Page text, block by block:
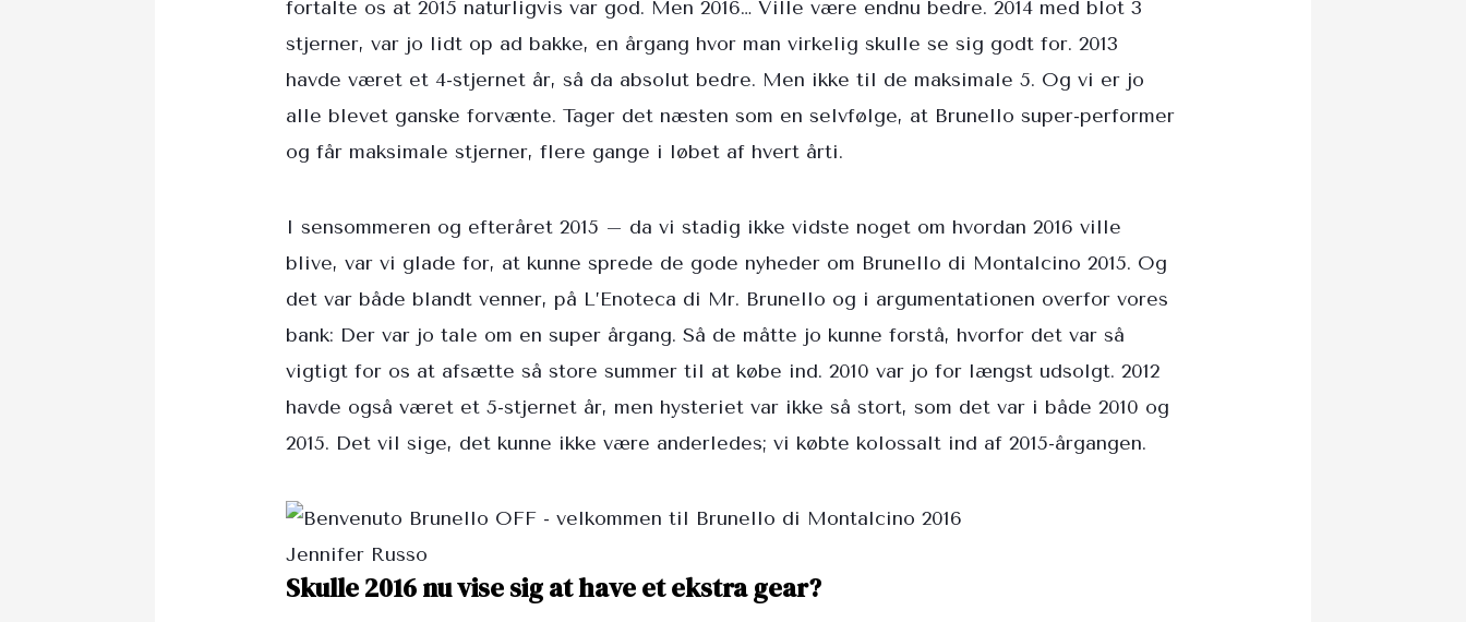
fortalte os at 2015 naturligvis var god. Men 2016… Ville være endnu bedre. 2014 med blot 3
stjerner, var jo lidt op ad bakke, en årgang hvor man virkelig skulle se sig godt for. 2013
havde været et 4-stjernet år, så da absolut bedre. Men ikke til de maksimale 5. Og vi er jo
alle blevet ganske forvænte. Tager det næsten som en selvfølge, at Brunello super-performer
og får maksimale stjerner, flere gange i løbet af hvert årti.
I sensommeren og efteråret 2015 – da vi stadig ikke vidste noget om hvordan 2016 ville
blive, var vi glade for, at kunne sprede de gode nyheder om Brunello di Montalcino 2015. Og
det var både blandt venner, på L’Enoteca di Mr. Brunello og i argumentationen overfor vores
bank: Der var jo tale om en super årgang. Så de måtte jo kunne forstå, hvorfor det var så
vigtigt for os at afsætte så store summer til at købe ind. 2010 var jo for længst udsolgt. 2012
havde også været et 5-stjernet år, men hysteriet var ikke så stort, som det var i både 2010 og
2015. Det vil sige, det kunne ikke være anderledes; vi købte kolossalt ind af 2015-årgangen.
Jennifer Russo
Skulle 2016 nu vise sig at have et ekstra gear?